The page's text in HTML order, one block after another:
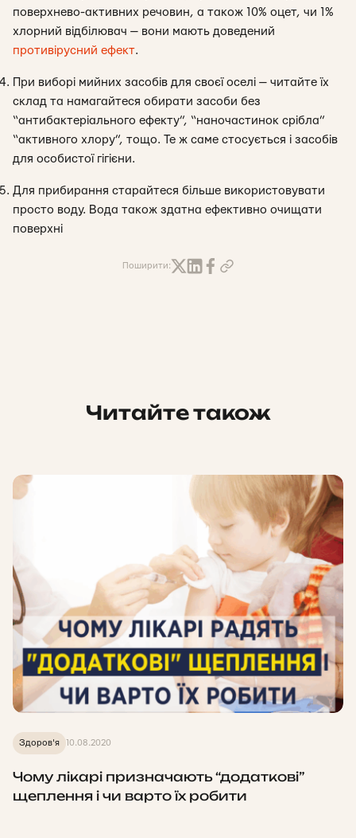
поверхнево-активних речовин, а також 10% оцет, чи 1%
хлорний відбілювач — вони мають доведений
противірусний ефект.
При виборі мийних засобів для своєї оселі — читайте їх
склад та намагайтеся обирати засоби без
“антибактеріального ефекту”, “наночастинок срібла”
“активного хлору”, тощо. Те ж саме стосується і засобів
для особистої гігієни.
Для прибирання старайтеся більше використовувати
просто воду. Вода також здатна ефективно очищати
поверхні
Поширити:
Читайте також
Здоров'я 10.08.2020
Чому лікарі призначають “додаткові”
щеплення і чи варто їх робити